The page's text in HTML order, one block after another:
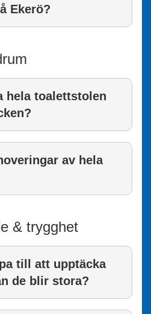
Ekerö?
hela toalettstolen
av hela
& trygghet
till att upptäcka
de blir stora?